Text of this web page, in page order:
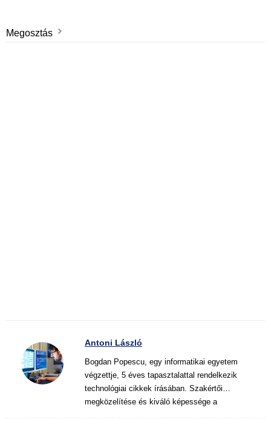
Megosztás
Antoni László
Bogdan Popescu, egy informatikai egyetem
végzettje, 5 éves tapasztalattal rendelkezik
technológiai cikkek írásában. Szakértői
megközelítése és kiváló képessége a